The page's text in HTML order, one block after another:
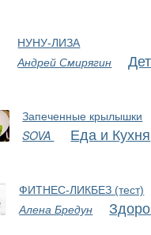
НУНУ-ЛИЗА
Андрей Смирягин
Запеченные крылышки
SOVA Еда и Кухня
ФИТНЕС-ЛИКБЕЗ (тест)
Алена Бредун